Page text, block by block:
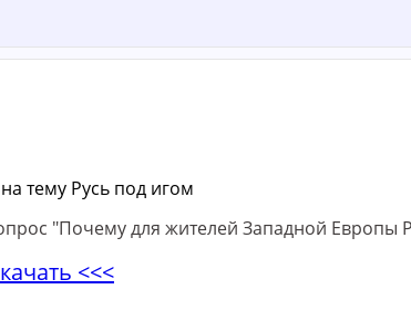
"Почему для жителей Западной Европы
<<<